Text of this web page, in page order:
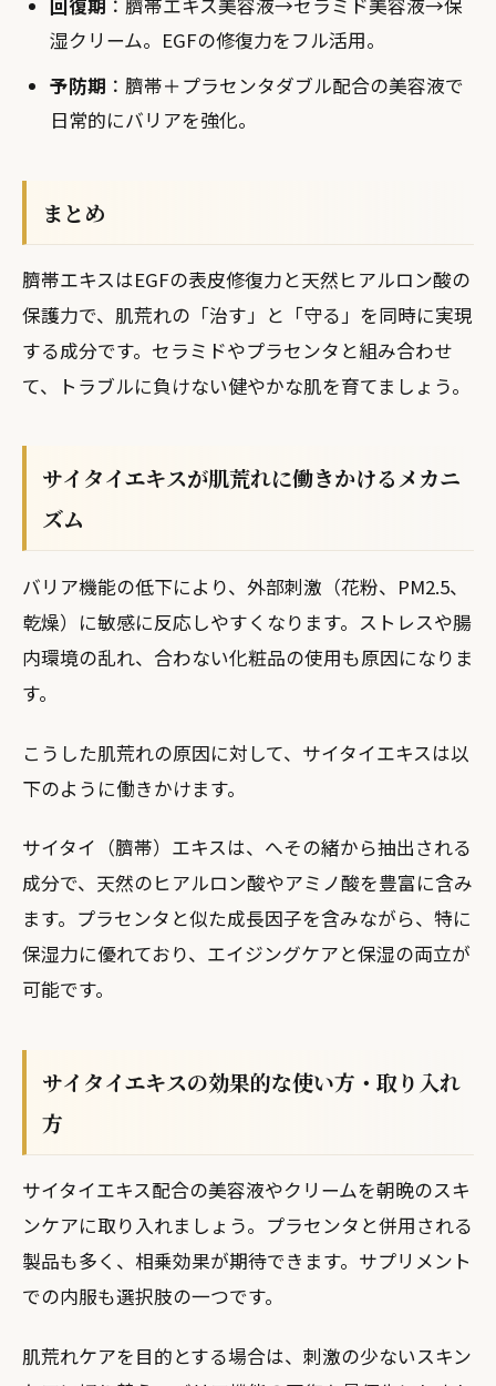
回復期 ：臍帯エキス美容液→セラミド美容液→保
湿クリーム。EGFの修復力をフル活用。
予防期 ：臍帯＋プラセンタダブル配合の美容液で
日常的にバリアを強化。
まとめ
臍帯エキスはEGFの表皮修復力と天然ヒアルロン酸の
保護力で、肌荒れの「治す」と「守る」を同時に実現
する成分です。セラミドやプラセンタと組み合わせ
て、トラブルに負けない健やかな肌を育てましょう。
サイタイエキスが肌荒れに働きかけるメカニ
ズム
バリア機能の低下により、外部刺激（花粉、PM2.5、
乾燥）に敏感に反応しやすくなります。ストレスや腸
内環境の乱れ、合わない化粧品の使用も原因になりま
す。
こうした肌荒れの原因に対して、サイタイエキスは以
下のように働きかけます。
サイタイ（臍帯）エキスは、へその緒から抽出される
成分で、天然のヒアルロン酸やアミノ酸を豊富に含み
ます。プラセンタと似た成長因子を含みながら、特に
保湿力に優れており、エイジングケアと保湿の両立が
可能です。
サイタイエキスの効果的な使い方・取り入れ
方
サイタイエキス配合の美容液やクリームを朝晩のスキ
ンケアに取り入れましょう。プラセンタと併用される
製品も多く、相乗効果が期待できます。サプリメント
での内服も選択肢の一つです。
肌荒れケアを目的とする場合は、刺激の少ないスキン